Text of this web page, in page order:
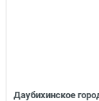
Даубихинское